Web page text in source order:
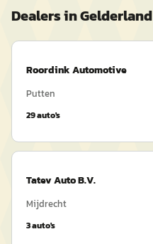
Dealers inGelderland
Roordink Automotive
Putten
29auto's
Tatev Auto B.V.
Mijdrecht
3auto's